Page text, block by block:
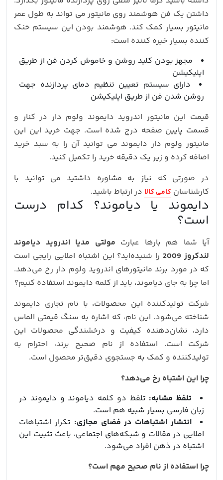
داشتن یک فن هوشمند روی مانیتور می تواند به طول عمر
مانیتور بسیار کمک کند. هوشمند بودن این سیستم خنک
کننده بسیار خیره کننده است:
مجهز بودن کلید روشن و خاموش کردن فن از طریق
اپلیکیشن
دارای سیستم تعیین تنظیم دمای پردازنده جهت
روشن شدن فن از طریق اپلیکیشن
قیمت این مانیتور اندروید دایموند ولوم دار در کنار و
قسمت پایین صفحه درج شده است. جهت خرید این این
مانیتور ولوم دار دایموند می توانید آن را به سبد خرید
اضافه کرده و زیر یک دقیقه خرید را تکمیل کنید.
در صورتی که نیاز به مشاوره داشتید می توانید با
کارشناسان کامی کالا در ارتباط باشید.
دایموند یا دیاموند؟ کدام درست
است؟
آیا شما هم بارها عبارت مولتی مدیا اندروید دیاموند
لندکروز 2009
را شنیده‌اید؟ این اشتباه املایی رایجی است
که در مورد برند مانیتورهای اندروید ولوم دار رخ می‌دهد.
اما چرا به جای دیاموند، باید از کلمه دایموند استفاده کنیم؟
شرکت تولیدکننده این محصولات، با نام تجاری دایموند
شناخته می‌شود. این نام، که اشاره به سنگ قیمتی الماس
دارد، نشان‌دهنده کیفیت و درخشندگی محصولات این
شرکت است. استفاده از نام صحیح برند، احترام به
تولیدکننده و کمک به جستجوی دقیق‌تر محصول است.
چرا این اشتباه رخ می‌دهد؟
تلفظ مشابه: تلفظ دو کلمه دیاموند و دایموند در
زبان فارسی بسیار شبیه هم است.
انتشار اشتباهات در فضای مجازی: تکرار اشتباهات
املایی در مقالات و شبکه‌های اجتماعی، باعث تثبیت این
اشتباه در ذهن افراد می‌شود.
چرا استفاده از نام صحیح مهم است؟